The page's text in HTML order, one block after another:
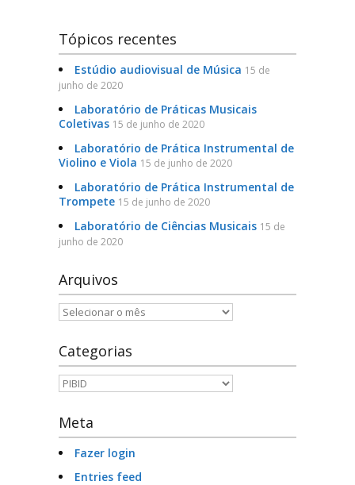
Tópicos recentes
Estúdio audiovisual de Música 15 de
junho de 2020
Laboratório de Práticas Musicais
Coletivas 15 de junho de 2020
Laboratório de Prática Instrumental de
Violino e Viola 15 de junho de 2020
Laboratório de Prática Instrumental de
Trompete 15 de junho de 2020
Laboratório de Ciências Musicais 15 de
junho de 2020
Arquivos
Arquivos
Categorias
Categorias
Meta
Fazer login
Entries feed